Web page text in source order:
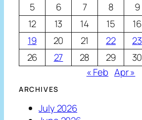
5
6 7 8 9
12
13 14 15 16
19
20 21 22 23
26
27 28 29 30
« Feb Apr »
ARCHIVES
July 2026